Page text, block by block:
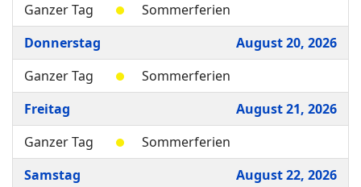
Ganzer Tag
Sommerferien
Donnerstag
August 20, 2026
Ganzer Tag
Sommerferien
Freitag
August 21, 2026
Ganzer Tag
Sommerferien
Samstag
August 22, 2026